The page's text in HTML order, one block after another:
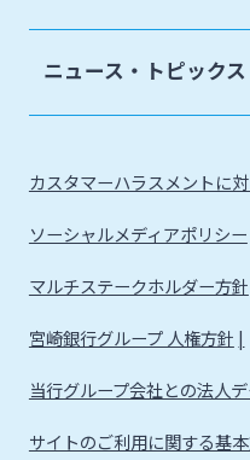
ニュース・トピックス
カスタマーハラスメントに
ソーシャルメディアポリシー
マルチステークホルダー方針
宮崎銀行グループ 人権方針
当行グループ会社との法人
サイトのご利用に関する基